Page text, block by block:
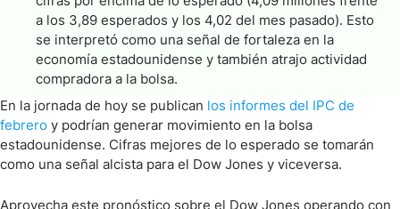
a los 3,89 esperados y los 4,02 del mes pasado). Esto
se interpretó como una señal de fortaleza en la
economía estadounidense y también atrajo actividad
compradora a la bolsa.
En la jornada de hoy se publican los informes del IPC de
febrero y podrían generar movimiento en la bolsa
estadounidense. Cifras mejores de lo esperado se tomarán
como una señal alcista para el Dow Jones y viceversa.
Aprovecha este pronóstico sobre el Dow Jones operando con